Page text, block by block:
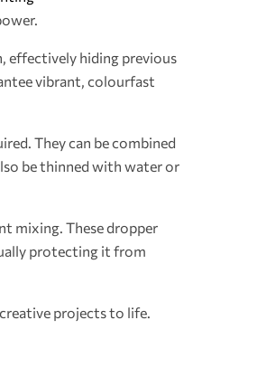
effectively hiding previous
vibrant, colourfast
They can be combined
be thinned with water or
mixing. These dropper
protecting it from
projects to life.